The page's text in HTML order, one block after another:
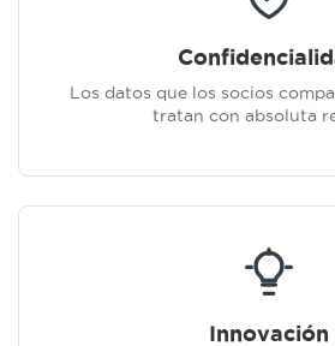
Los datos que los socios
tratan con absoluta
Innovación